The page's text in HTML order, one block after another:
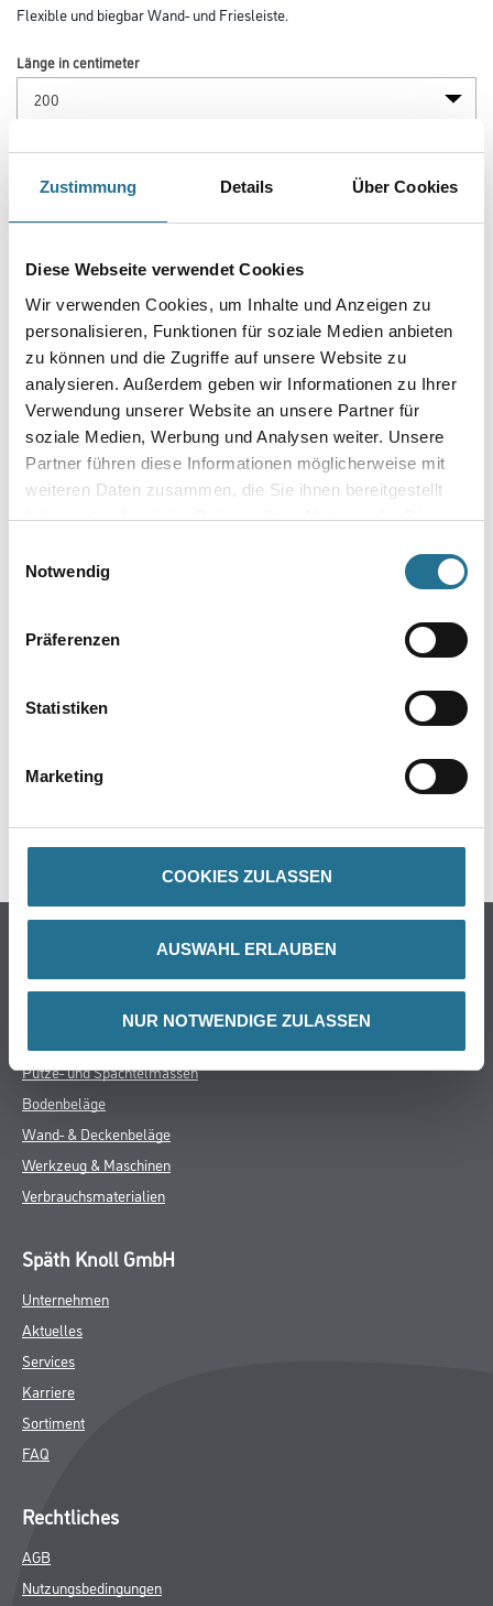
Zustimmung Details Über Cookies
Diese Webseite verwendet Cookies
Wir verwenden Cookies, um Inhalte und Anzeigen zu
personalisieren, Funktionen für soziale Medien anbieten
zu können und die Zugriffe auf unsere Website zu
analysieren. Außerdem geben wir Informationen zu Ihrer
Verwendung unserer Website an unsere Partner für
soziale Medien, Werbung und Analysen weiter. Unsere
Partner führen diese Informationen möglicherweise mit
weiteren Daten zusammen, die Sie ihnen bereitgestellt
haben oder die sie im Rahmen Ihrer Nutzung der Dienste
Notwendig
Präferenzen
Statistiken
Marketing
COOKIES ZULASSEN
AUSWAHL ERLAUBEN
NUR NOTWENDIGE ZULASSEN
Flexible und biegbar Wand- und Friesleiste.
Länge in centimeter
Breite in centimeter
Umrechnungsfaktoren
DATENBLÄTTER
Farbe
Putze- und Spachtelmassen
Bodenbeläge
Wand- & Deckenbeläge
Werkzeug & Maschinen
Verbrauchsmaterialien
Späth Knoll GmbH
Unternehmen
Aktuelles
Services
Karriere
Sortiment
FAQ
Rechtliches
AGB
Nutzungsbedingungen